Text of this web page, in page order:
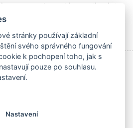
empathy and innovation into
Zdravotnictví KB číst celý článek
stránky používají základní
svého správného fungování
k pochopení toho, jak s
pouze po souhlasu.
Nastavení